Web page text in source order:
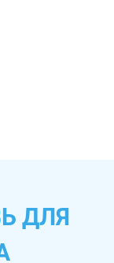
ДЛЯ